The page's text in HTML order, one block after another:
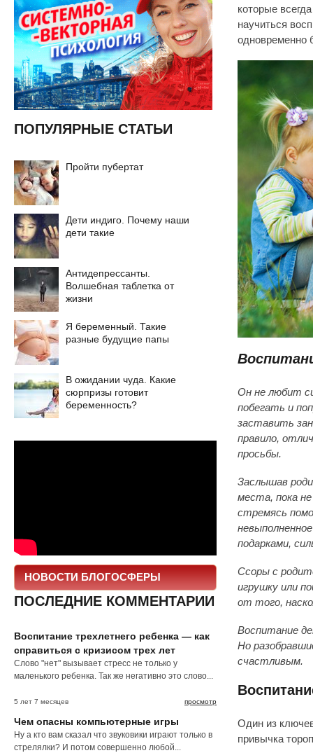
ПОПУЛЯРНЫЕ СТАТЬИ
Пройти пубертат
Дети индиго. Почему наши
дети такие
Антидепрессанты.
Волшебная таблетка от
жизни
Я беременный. Такие
разные будущие папы
В ожидании чуда. Какие
сюрпризы готовит
беременность?
НОВОСТИ БЛОГОСФЕРЫ
ПОСЛЕДНИЕ КОММЕНТАРИИ
Воспитание трехлетнего ребенка — как
справиться с кризисом трех лет
Слово "нет" вызывает стресс не только у
маленького ребенка. Так же негативно это слово...
просмотр
5 лет 7 месяцев
Чем опасны компьютерные игры
Ну а кто вам сказал что звуковики играют только в
стрелялки? И потом совершенно любой...
которые
научиться
одновременно
Он не любит
побегать и
заставить
правило,
просьбы.
Заслышав
места, пока
стремясь
подарками,
Ссоры с
игрушку или
от того,
Воспитание
Но
счастливым.
Один из
привычка